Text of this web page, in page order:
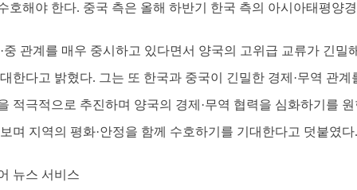
호해야 한다. 중국 측은 올해 하반기 한국 측의 아시아태평양
중 관계를 매우 중시하고 있다면서 양국의 고위급 교류가 긴
한다고 밝혔다. 그는 또 한국과 중국이 긴밀한 경제·무역 관
적극적으로 추진하며 양국의 경제·무역 협력을 심화하기를
며 지역의 평화·안정을 함께 수호하기를 기대한다고 덧붙였다.
뉴스 서비스